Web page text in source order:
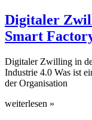
Digitaler
Smart
Digitaler Zwilling in
Industrie 4.0 Was ist
der Organisation
weiterlesen »